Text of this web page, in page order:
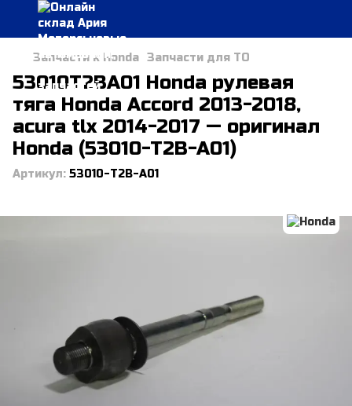
Запчасти к Honda Запчасти для ТО
53010T2BA01 Honda рулевая
тяга Honda Accord 2013-2018,
acura tlx 2014-2017 — оригинал
Honda (53010-T2B-A01)
Артикул: 53010-T2B-A01